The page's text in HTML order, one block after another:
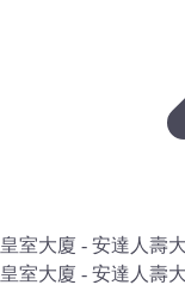
皇室大廈 - 安達人壽
皇室大廈 - 安達人壽